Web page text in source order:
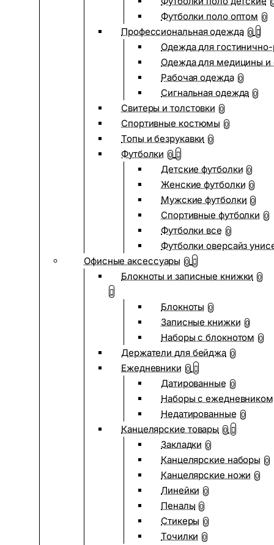
Футболки поло оптом 0
Профессиональная одежда 0
Одежда для
Одежда для медицины и
Рабочая одежда 0
Сигнальная одежда 0
Свитеры и толстовки 0
Спортивные костюмы 0
Топы и безрукавки 0
Футболки 0
Детские футболки 0
Женские футболки 0
Мужские футболки 0
Спортивные футболки 0
Футболки все 0
Футболки оверсайз
Офисные аксессуары 0
Блокноты и записные книжки 0
Блокноты 0
Записные книжки 0
Наборы с блокнотом 0
Держатели для бейджа 0
Ежедневники 0
Датированные 0
Наборы с ежедневником
Недатированные 0
Канцелярские товары 0
Закладки 0
Канцелярские наборы 0
Канцелярские ножи 0
Линейки 0
Пеналы 0
Стикеры 0
Точилки 0